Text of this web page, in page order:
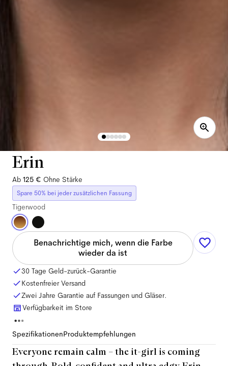
Erin
Ab 125 € Ohne Stärke
Spare 50% bei jeder zusätzlichen Fassung
Tigerwood
Benachrichtige mich, wenn die Farbe
wieder da ist
30 Tage Geld-zurück-Garantie
Kostenfreier Versand
Zwei Jahre Garantie auf Fassungen und Gläser.
Verfügbarkeit im Store
SpezifikationenProduktempfehlungen
Everyone remain calm – the it-girl is coming